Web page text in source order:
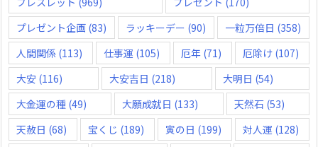
プレゼント企画 (83) ラッキーデー (90) 一粒万倍日 (358)
人間関係 (113) 仕事運 (105) 厄年 (71) 厄除け (107)
大安 (116) 大安吉日 (218) 大明日 (54)
大金運の種 (49) 大願成就日 (133) 天然石 (53)
天赦日 (68) 宝くじ (189) 寅の日 (199) 対人運 (128)